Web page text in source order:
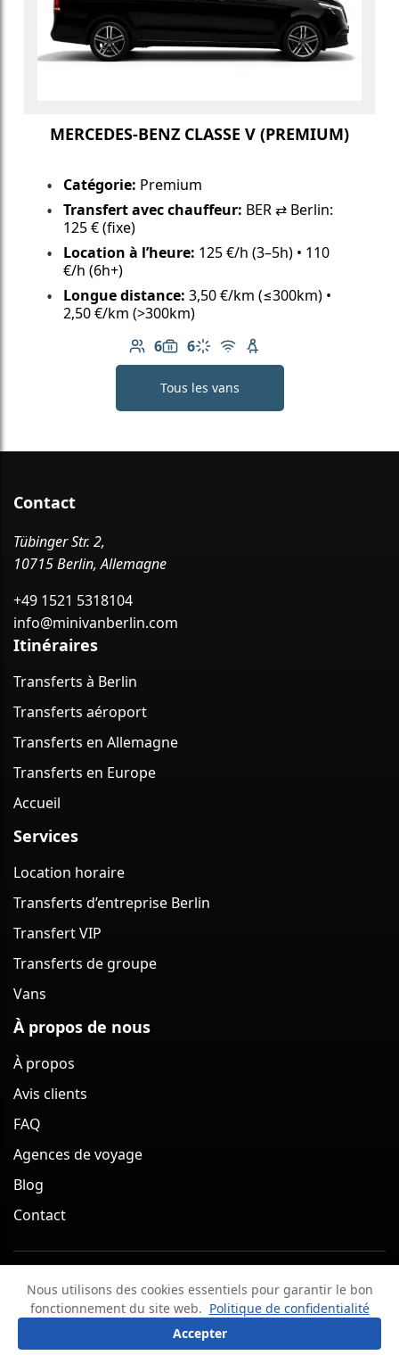
MERCEDES-BENZ CLASSE V (PREMIUM)
Catégorie: Premium
Transfert avec chauffeur: BER ⇄ Berlin:
125 € (fixe)
Location à l’heure: 125 €/h (3–5h) • 110
€/h (6h+)
Longue distance: 3,50 €/km (≤300km) •
2,50 €/km (>300km)
6
Nombre de passagers: 6
6
Capacité des bagages: 6
Climatisation
Wi-Fi gratuit
Siège enfant
Tous les vans
Contact
Tübinger Str. 2,
10715 Berlin, Allemagne
+49 1521 5318104
info@minivanberlin.com
Itinéraires
Transferts à Berlin
Transferts aéroport
Transferts en Allemagne
Transferts en Europe
Accueil
Services
Location horaire
Transferts d’entreprise Berlin
Transfert VIP
Transferts de groupe
Vans
À propos de nous
À propos
Avis clients
FAQ
Agences de voyage
Blog
Contact
Mentions légales
Politique de confidentialité
Conditions générales
Politique d'annulation
Nous utilisons des cookies essentiels pour garantir le bon
fonctionnement du site web. Politique de confidentialité
Accepter